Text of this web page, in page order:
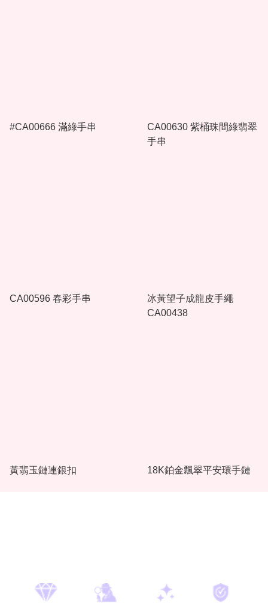
#CA00666 滿綠手串
CA00630 紫桶珠間綠翡翠
手串
CA00596 春彩手串
冰黃望子成龍皮手繩
CA00438
黃翡玉鏈連銀扣 18K鉑金飄翠平安環手鏈